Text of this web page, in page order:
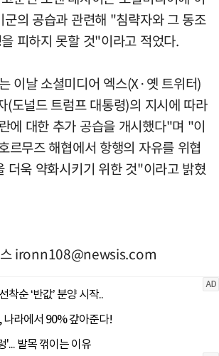
군의 공습과 관련해 "침략자와 그 동조
피하지 못할 것"이라고 적었다.
이날 소셜미디어 엑스(X·옛 트위터)
(도널드 트럼프 대통령)의 지시에 따라
에 대한 추가 공습을 개시했다"며 "이
르무즈 해협에서 항행의 자유를 위협
더욱 약화시키기 위한 것"이라고 밝혔
ironn108@newsis.com